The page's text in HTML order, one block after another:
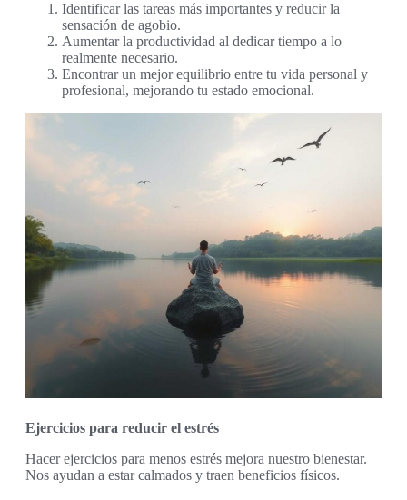
Identificar las tareas más importantes y reducir la
sensación de agobio.
Aumentar la productividad al dedicar tiempo a lo
realmente necesario.
Encontrar un mejor equilibrio entre tu vida personal y
profesional, mejorando tu estado emocional.
Ejercicios para reducir el estrés
Hacer ejercicios para menos estrés mejora nuestro bienestar.
Nos ayudan a estar calmados y traen beneficios físicos.